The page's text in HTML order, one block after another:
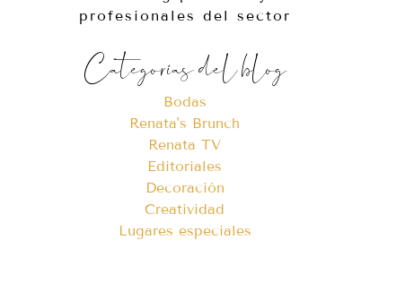
profesionales del sector
Categorías del blog
Bodas
Renata's Brunch
Renata TV
Editoriales
Decoración
Creatividad
Lugares especiales